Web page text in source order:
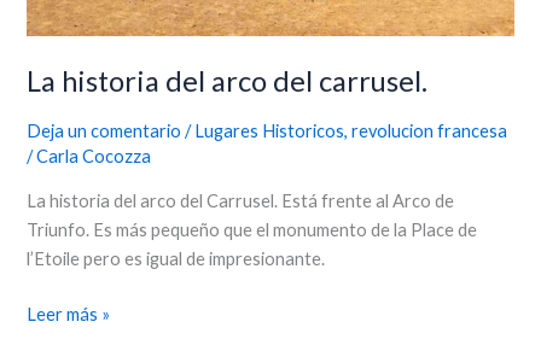
La historia del arco del carrusel.
Deja un comentario /Lugares Historicos,revolucion francesa
/Carla Cocozza
La historia del arco del Carrusel. Está frente al Arco de
Triunfo. Es más pequeño que el monumento de la Place de
l’Etoile pero es igual de impresionante.
Leer más »